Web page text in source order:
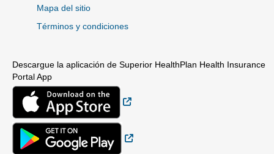
Mapa del sitio
Términos y condiciones
Descargue la aplicación de Superior HealthPlan Health Insurance
Portal App